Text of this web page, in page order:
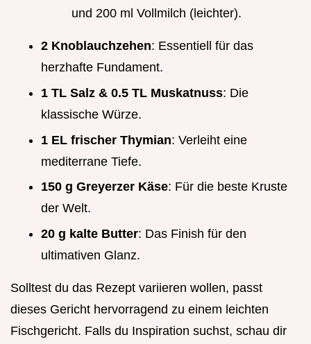
und 200 ml Vollmilch (leichter).
2 Knoblauchzehen: Essentiell für das
herzhafte Fundament.
1 TL Salz & 0.5 TL Muskatnuss: Die
klassische Würze.
1 EL frischer Thymian: Verleiht eine
mediterrane Tiefe.
150 g Greyerzer Käse: Für die beste Kruste
der Welt.
20 g kalte Butter: Das Finish für den
ultimativen Glanz.
Solltest du das Rezept variieren wollen, passt
dieses Gericht hervorragend zu einem leichten
Fischgericht. Falls du Inspiration suchst, schau dir